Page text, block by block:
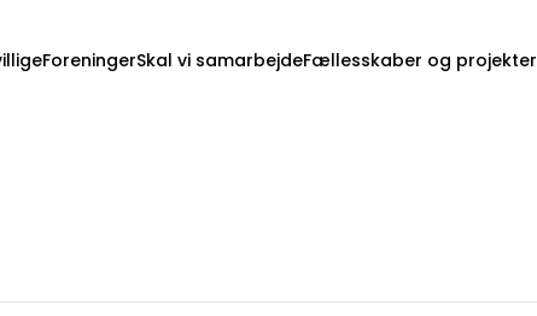
ForeningerSkal vi samarbejdeFællesskaber og projekter